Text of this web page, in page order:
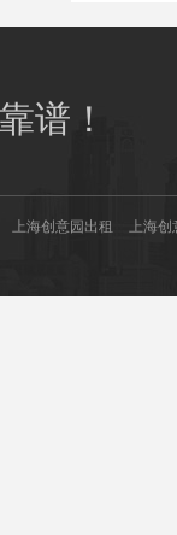
谱！
上海创意园出租 上海创